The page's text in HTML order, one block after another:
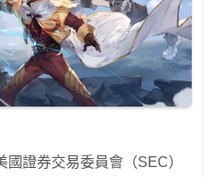
證券交易委員會（SEC）